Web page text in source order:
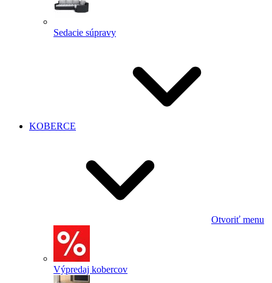
Sedacie súpravy
KOBERCE
Otvoriť menu
Výpredaj kobercov